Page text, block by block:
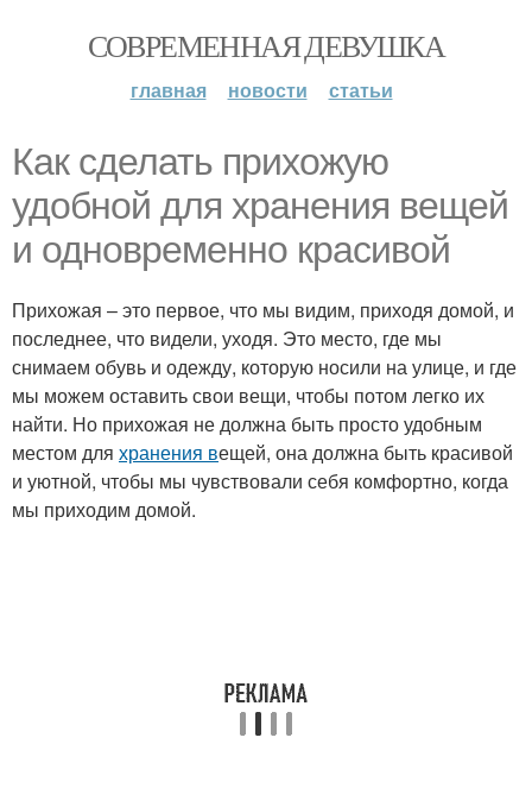
СОВРЕМЕННАЯ ДЕВУШКА
главная новости статьи
Как сделать прихожую
удобной для хранения вещей
и одновременно красивой
Прихожая – это первое, что мы видим, приходя домой, и
последнее, что видели, уходя. Это место, где мы
снимаем обувь и одежду, которую носили на улице, и где
мы можем оставить свои вещи, чтобы потом легко их
найти. Но прихожая не должна быть просто удобным
местом для хранения вещей, она должна быть красивой
и уютной, чтобы мы чувствовали себя комфортно, когда
мы приходим домой.